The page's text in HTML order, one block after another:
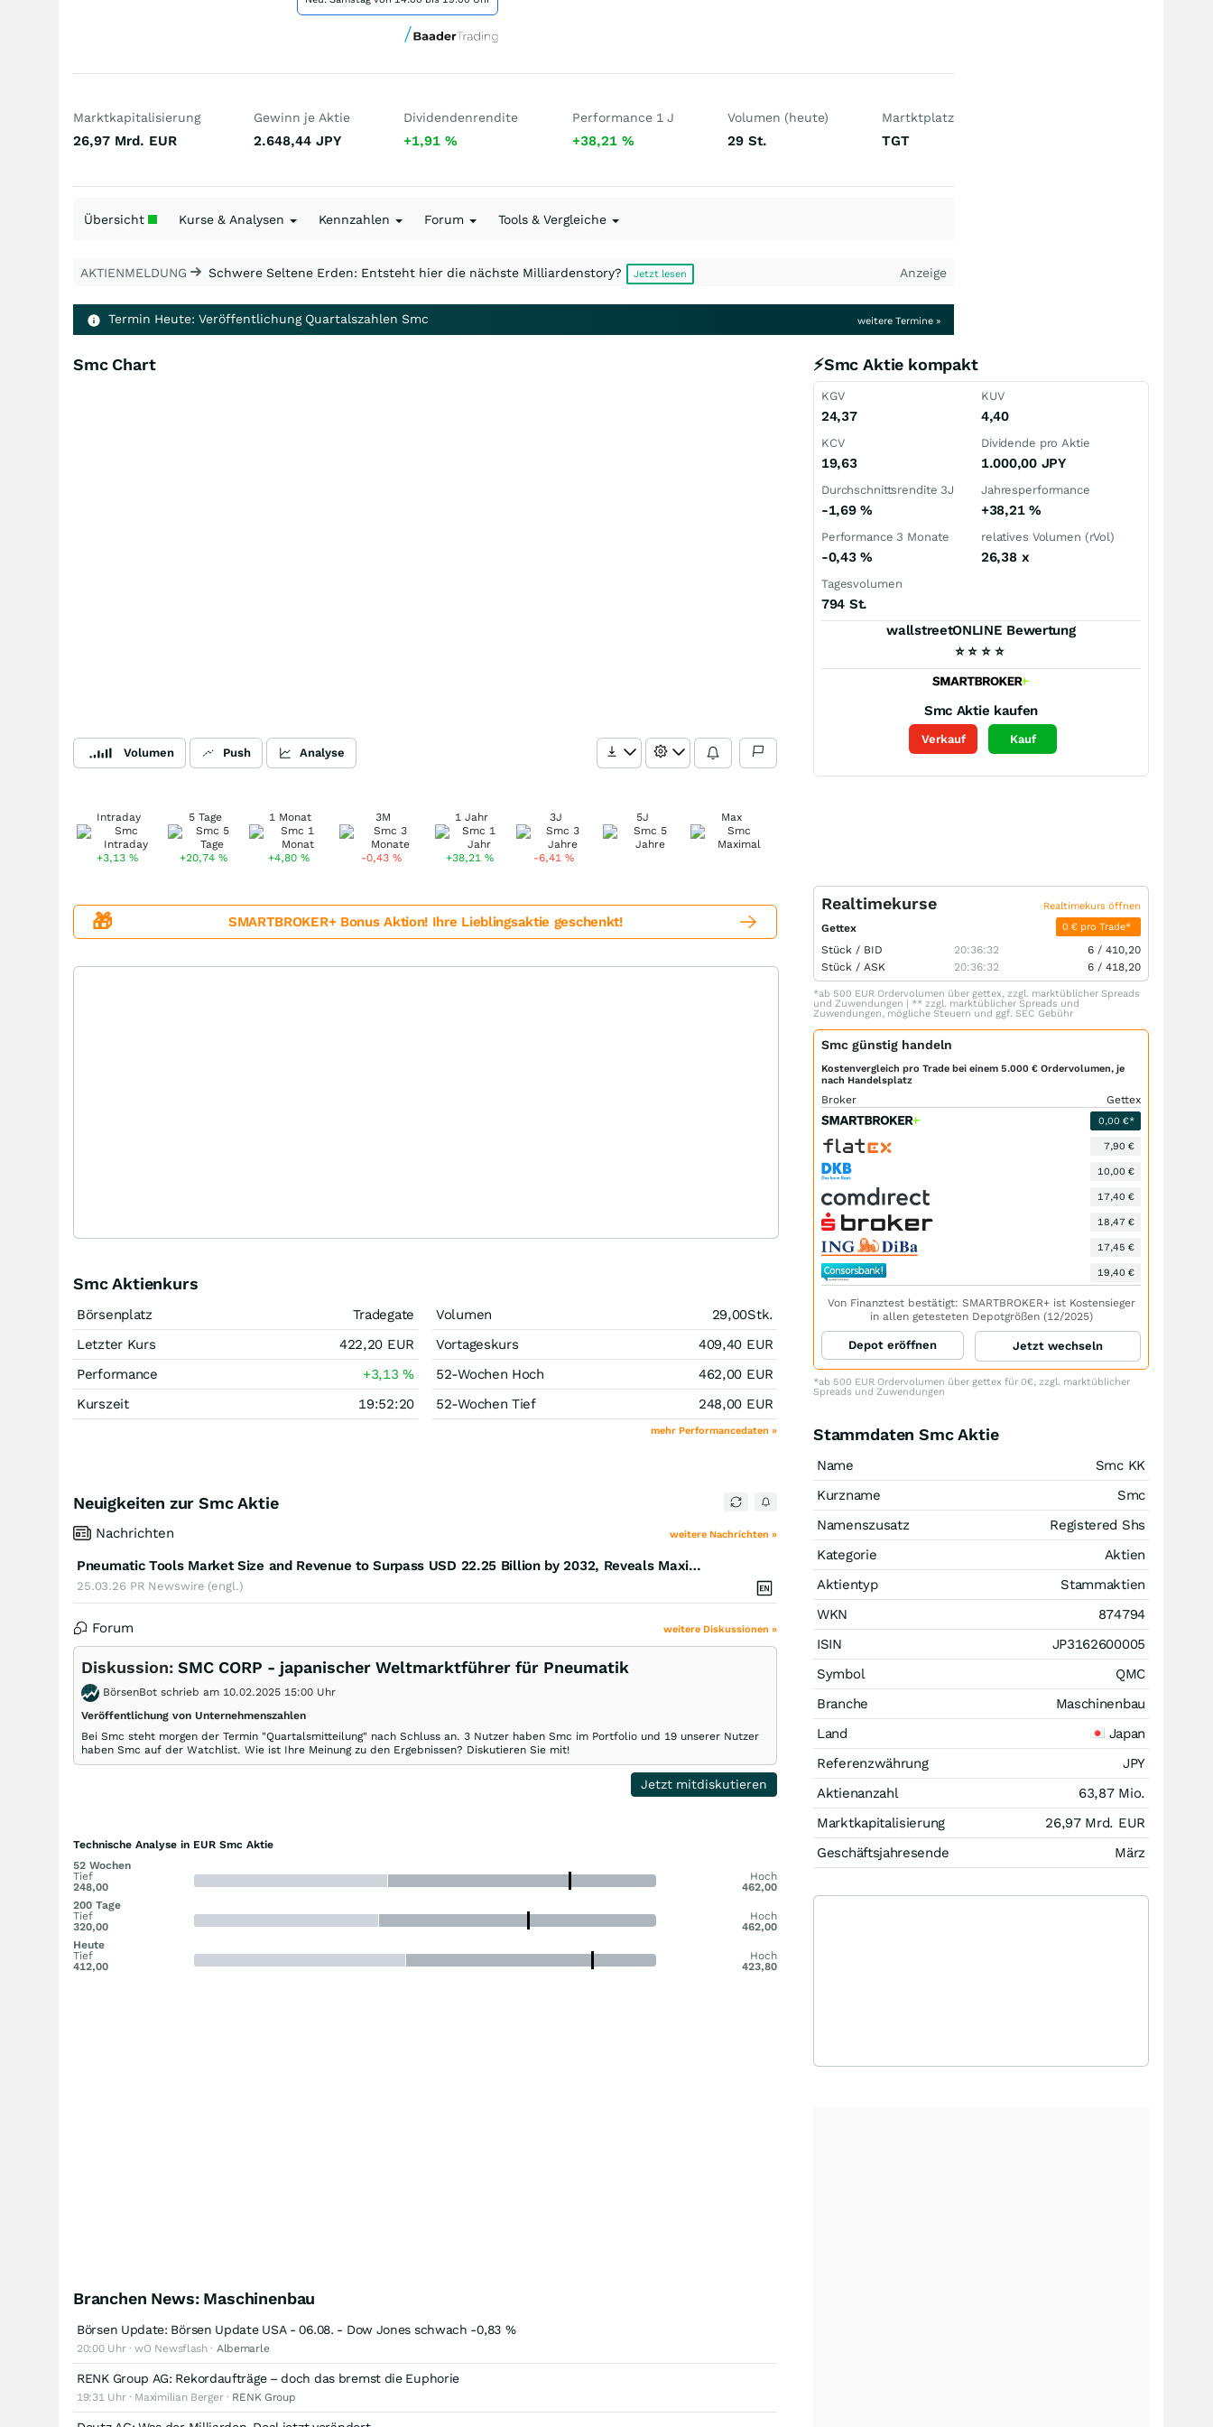
Marktkapitalisierung
26,97 Mrd. EUR
Gewinn je Aktie
2.648,44 JPY
Dividendenrendite
+1,91%
Performance 1 J
+38,21 %
Volumen (heute)
29St.
Martktplatz
TGT
Übersicht Kurse & Analysen Kennzahlen Forum Tools & Vergleiche
AKTIENMELDUNG Schwere Seltene Erden: Entsteht hier die nächste Milliardenstory? Jetzt lesen Anzeige
Termin Heute: Veröffentlichung Quartalszahlen Smc weitere Termine »
Smc Chart
Volumen Push Analyse
Intraday
+3,13 %
5 Tage
+20,74 %
1 Monat
+4,80 %
3M
-0,43%
1 Jahr
+38,21%
3J
-6,41%
5J Max
⚡Smc Aktie kompakt
KGV
24,37
KUV
4,40
KCV
19,63
Dividende pro Aktie
1.000,00 JPY
Durchschnittsrendite 3J
-1,69%
Jahresperformance
+38,21 %
Performance 3 Monate
-0,43%
relatives Volumen (rVol)
26,38 x
Tagesvolumen
794 St.
wallstreetONLINE Bewertung
⭐ ⭐ ⭐ ⭐
Smc Aktie kaufen
Verkauf Kauf
🎁 SMARTBROKER+ Bonus Aktion! Ihre Lieblingsaktie geschenkt!
Smc Aktienkurs
Börsenplatz
Tradegate
Letzter Kurs
422,20 EUR
Performance
+3,13%
Kurszeit
19:52:20
Volumen 29,00Stk.
Vortageskurs
409,40 EUR
52-Wochen Hoch
462,00 EUR
52-Wochen Tief
248,00 EUR
mehr Performancedaten »
Neuigkeiten zur Smc Aktie
Nachrichten weitere Nachrichten »
Pneumatic Tools Market Size and Revenue to Surpass USD 22.25 Billion by 2032, Reveals Maximize Market Research Analysis
25.03.26 PR Newswire (engl.)
Forum weitere Diskussionen »
Diskussion: SMC CORP - japanischer Weltmarktführer für Pneumatik
BörsenBot schrieb am 10.02.2025 15:00 Uhr
Veröffentlichung von Unternehmenszahlen
Bei Smc steht morgen der Termin "Quartalsmitteilung" nach Schluss an. 3 Nutzer haben Smc im Portfolio und 19 unserer Nutzer
haben Smc auf der Watchlist. Wie ist Ihre Meinung zu den Ergebnissen? Diskutieren Sie mit!
Jetzt mitdiskutieren
Technische Analyse in EUR Smc Aktie
52 Wochen
Tief
248,00
Hoch
462,00
200 Tage
Tief
320,00
Hoch
462,00
Heute
Tief
412,00
Hoch
423,80
Branchen News: Maschinenbau
Börsen Update: Börsen Update USA - 06.08. - Dow Jones schwach -0,83 %
20:00 Uhr · wO Newsflash · Albemarle
RENK Group AG: Rekordaufträge – doch das bremst die Euphorie
19:31 Uhr · Maximilian Berger · RENK Group
Realtimekurse Realtimekurs öffnen
Gettex 0 € pro Trade*
Stück / BID 20:36:32 6 / 410,20
Stück / ASK 20:36:32 6 / 418,20
*ab 500 EUR Ordervolumen über gettex, zzgl. marktüblicher Spreads
und Zuwendungen | ** zzgl. marktüblicher Spreads und
Zuwendungen, mögliche Steuern und ggf. SEC Gebühr
Smc günstig handeln
Kostenvergleich pro Trade bei einem 5.000 € Ordervolumen, je
nach Handelsplatz
Broker Gettex
0,00 €*
7,90 €
10,00 €
17,40 €
18,47 €
17,45 €
19,40 €
Von Finanztest bestätigt: SMARTBROKER+ ist Kostensieger
in allen getesteten Depotgrößen (12/2025)
Depot eröffnen Jetzt wechseln
*ab 500 EUR Ordervolumen über gettex für 0€, zzgl. marktüblicher
Spreads und Zuwendungen
Stammdaten Smc Aktie
Name
Smc KK
Kurzname
Smc
Namenszusatz
Registered Shs
Kategorie
Aktien
Aktientyp
Stammaktien
WKN
874794
ISIN
JP3162600005
Symbol
QMC
Branche
Maschinenbau
Land
Japan
Referenzwährung
JPY
Aktienanzahl
63,87 Mio.
Marktkapitalisierung
26,97 Mrd. EUR
Geschäftsjahresende
März